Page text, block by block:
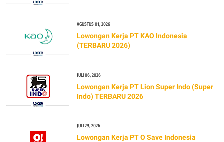
AGUSTUS 01, 2026
Lowongan Kerja PT KAO Indonesia
(TERBARU 2026)
JULI 06, 2026
Lowongan Kerja PT Lion Super Indo (Super
Indo) TERBARU 2026
JULI 29, 2026
Lowongan Kerja PT O Save Indonesia